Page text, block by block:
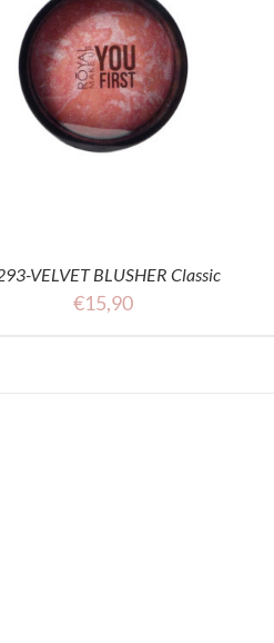
VELVET BLUSHER Classic
€15,90
SELECT OPTIONS ACQUISTA